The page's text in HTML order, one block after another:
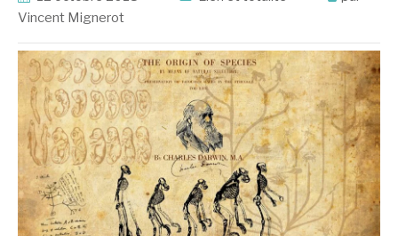
Vincent Mignerot